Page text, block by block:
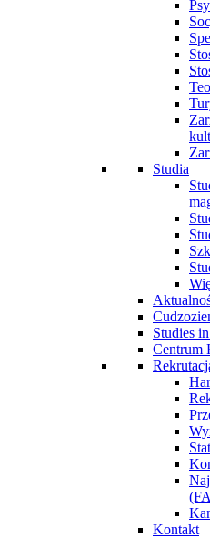
Studia
Studies
Centrum
Kontakt